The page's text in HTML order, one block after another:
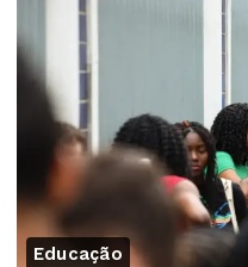
Educação